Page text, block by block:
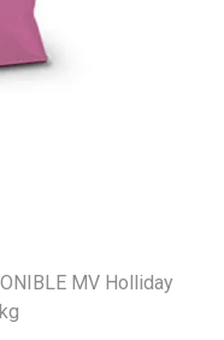
MV Holliday